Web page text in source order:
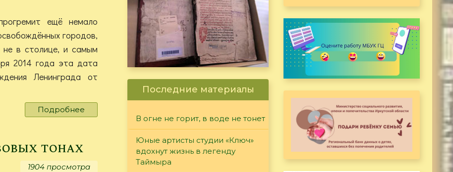
ещё немало
городов,
в столице, и самым
2014 года эта дата
Ленинграда от
Подробнее
Град
обречённый.
славу
тонах
1904 просмотра
Последние материалы
В огне не горит, в воде не тонет
Юные артисты студии «Ключ»
вдохнут жизнь в легенду
Таймыра